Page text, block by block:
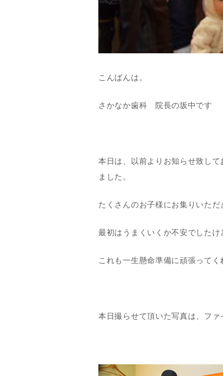
こんばんは。
さかなか歯科 院長の坂中です
本日は、以前よりお知らせ致し
ました。
たくさんのお子様にお集りいただ
最初はうまくいくか不安でした
これも一生懸命準備に頑張って
本日撮らせて頂いた写真は、フ